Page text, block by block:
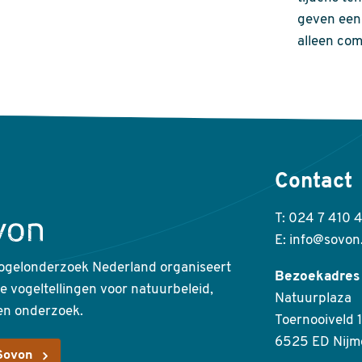
geven
alleen
Nederland organiseert
vogeltellingen voor natuurbeleid,
onderzoek.
Contact
T: 024 7 410
E:
Bezoekadres
Natuurplaza
Toernooiveld 1
6525 ED